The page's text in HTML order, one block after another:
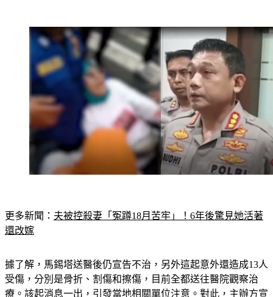
更多新聞： 夫被控殺妻「冤蹲18月苦牢」！6年後驚見她活著
還改嫁
據了解，馬錫塔送醫後仍宣告不治，另外這起意外還造成13人
受傷，分別是骨折、割傷和擦傷，目前全都送往醫院觀察治
療。該起消息一出，引發當地相關單位注意。對此，主辦方宣